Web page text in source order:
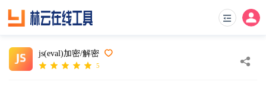
js(eval)加密/解密
5